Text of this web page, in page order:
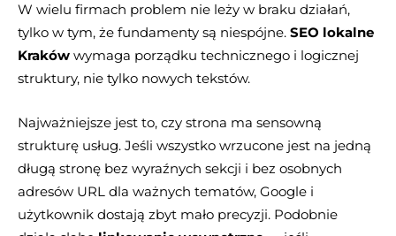
W wielu firmach problem nie leży w braku działań,
tylko w tym, że fundamenty są niespójne. SEO lokalne
Kraków wymaga porządku technicznego i logicznej
struktury, nie tylko nowych tekstów.
Najważniejsze jest to, czy strona ma sensowną
strukturę usług. Jeśli wszystko wrzucone jest na jedną
długą stronę bez wyraźnych sekcji i bez osobnych
adresów URL dla ważnych tematów, Google i
użytkownik dostają zbyt mało precyzji. Podobnie